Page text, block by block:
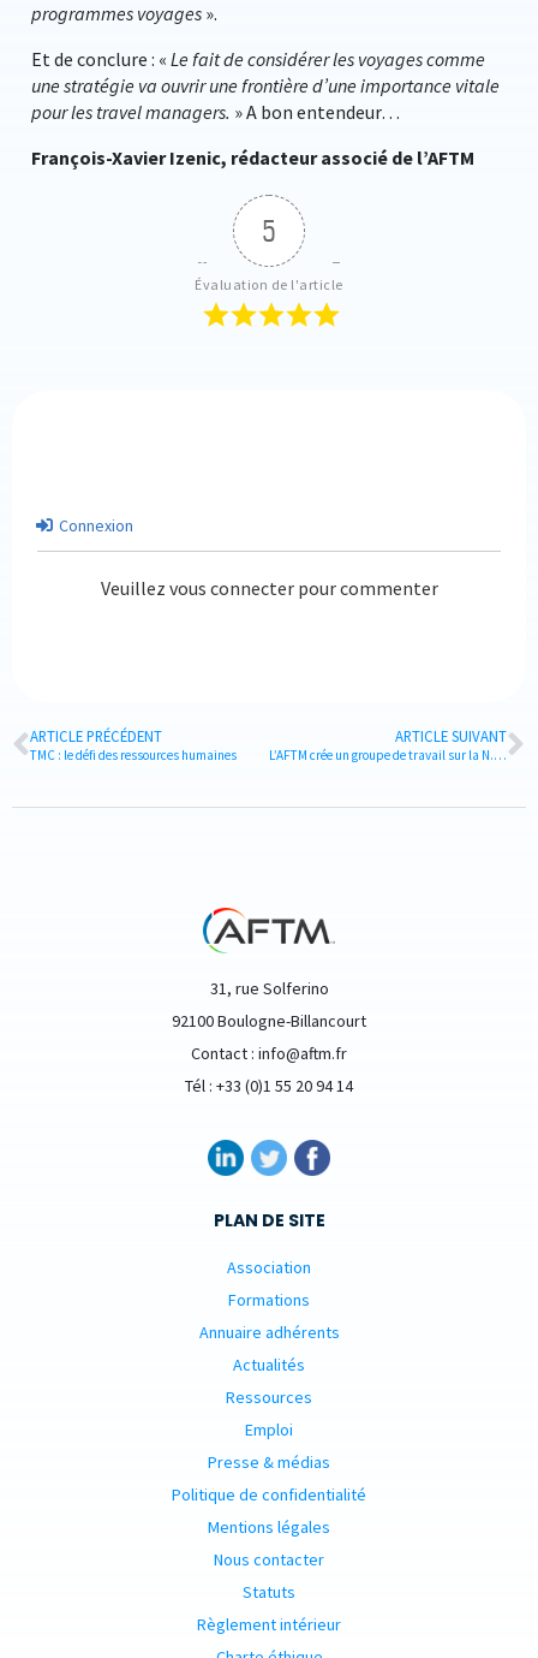
programmes voyages ».
Et de conclure : « Le fait de considérer les voyages comme
une stratégie va ouvrir une frontière d’une importance vitale
pour les travel managers. » A bon entendeur…
François-Xavier Izenic, rédacteur associé de l’AFTM
5
Évaluation de l'article
Connexion
Veuillez vous connecter pour commenter
ARTICLE PRÉCÉDENT
TMC : le défi des ressources humaines
ARTICLE SUIVANT
L’AFTM crée un groupe de travail sur la N.D.C., accueillant des adhérents et des partenaires.
31, rue Solferino
92100 Boulogne-Billancourt
Contact : info@aftm.fr
Tél : +33 (0)1 55 20 94 14
PLAN DE SITE
Association
Formations
Annuaire adhérents
Actualités
Ressources
Emploi
Presse & médias
Politique de confidentialité
Mentions légales
Nous contacter
Statuts
Règlement intérieur